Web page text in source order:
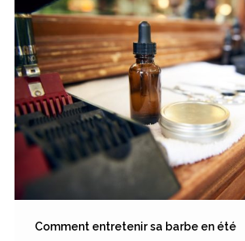
Comment entretenir sa barbe en été